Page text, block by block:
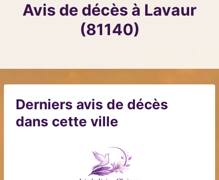
Avis de décès à Lavaur
(81140)
Derniers avis de décès
dans cette ville